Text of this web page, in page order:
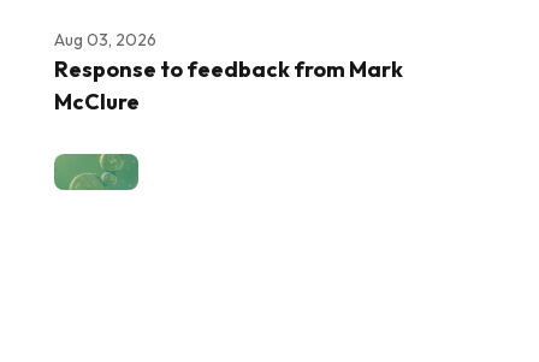
Aug 03, 2026
Response to feedback from Mark
McClure